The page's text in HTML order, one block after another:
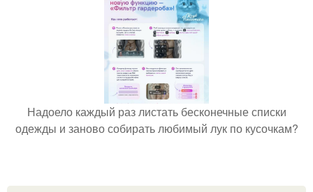
Надоело каждый раз листать бесконечные списки
одежды и заново собирать любимый лук по кусочкам?